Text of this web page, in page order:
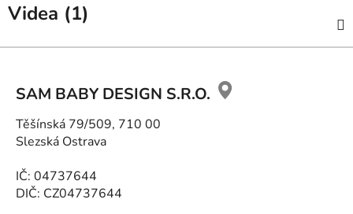
Videa (1)
SAM BABY DESIGN S.R.O.
Těšínská 79/509, 710 00
Slezská Ostrava
IČ: 04737644
DIČ: CZ04737644